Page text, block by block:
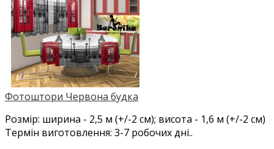
Фотоштори Червона будка
Розмір: ширина - 2,5 м (+/-2 см); висота - 1,6 м (+/-2 см)
Термін виготовлення: 3-7 робочих дні..